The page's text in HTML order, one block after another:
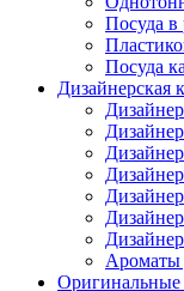
Посуда в
Посуда
Дизайнерская
Ароматы
Оригинальные